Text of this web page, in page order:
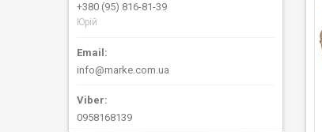
+380 (95) 816-81-39
Юрій
info@marke.com.ua
0958168139